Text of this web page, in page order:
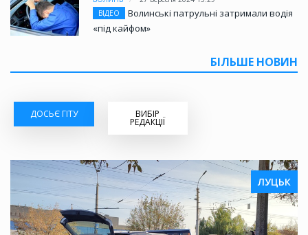
ВІДЕО
Волинські патрульні затримали водія
«під кайфом»
БІЛЬШЕ НОВИН
ДОСЬЄ ГІТУ ВИБІР
РЕДАКЦІЇ
ЛУЦЬК